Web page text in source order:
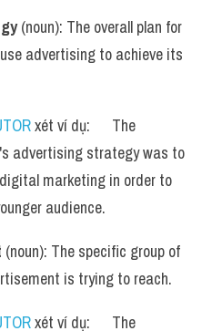
(noun): The overall plan for
advertising to achieve its
xét ví dụ:      The
advertising strategy was to
marketing in order to
audience.
(noun): The specific group of
is trying to reach.
xét ví dụ:      The